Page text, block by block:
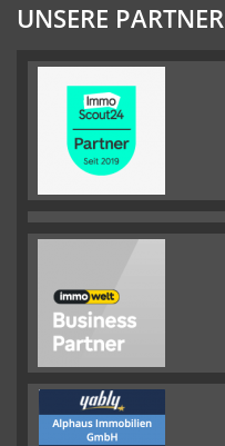
UNSERE PARTNER